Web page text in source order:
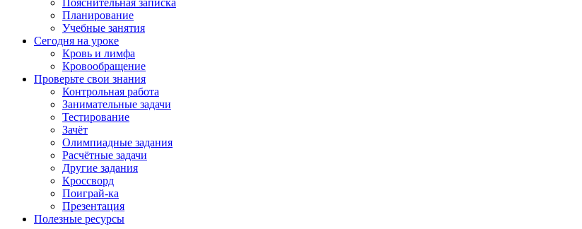
Планирование
Учебные занятия
Сегодня на уроке
Кровь и лимфа
Кровообращение
Проверьте свои знания
Контрольная работа
Занимательные задачи
Тестирование
Зачёт
Олимпиадные задания
Расчётные задачи
Другие задания
Кроссворд
Поиграй-ка
Презентация
Полезные ресурсы